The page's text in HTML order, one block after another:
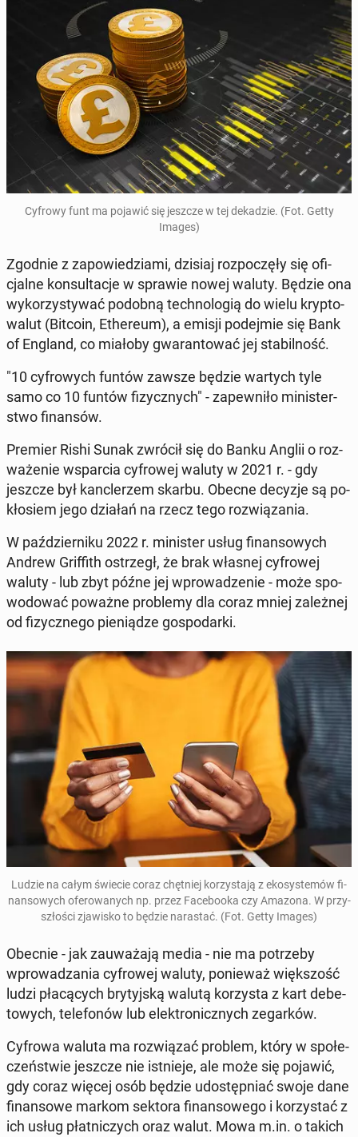
Cyfrowy funt ma pojawić się jeszcze w tej de­ka­dzie. (Fot. Getty
Images)
Zgodnie z za­po­wie­dzia­mi, dzisiaj roz­po­czę­ły się ofi­
cjal­ne kon­sul­ta­cje w sprawie nowej waluty. Będzie ona
wy­ko­rzy­sty­wać podobną tech­no­lo­gią do wielu kryp­to­
wa­lut (Bitcoin, Ethe­reum), a emisji po­dej­mie się Bank
of England, co miałoby gwa­ran­to­wać jej sta­bil­ność.
"10 cy­fro­wych funtów zawsze będzie wartych tyle
samo co 10 funtów fi­zycz­nych" - za­pew­ni­ło mi­ni­ster­
stwo fi­nan­sów.
Premier Rishi Sunak zwrócił się do Banku Anglii o roz­
wa­że­nie wspar­cia cy­fro­wej waluty w 2021 r. - gdy
jeszcze był kanc­le­rzem skarbu. Obecne decyzje są po­
kło­siem jego działań na rzecz tego roz­wią­za­nia.
W paź­dzier­ni­ku 2022 r. mi­ni­ster usług fi­nan­so­wych
Andrew Grif­fith ostrzegł, że brak własnej cy­fro­wej
waluty - lub zbyt późne jej wpro­wa­dze­nie - może spo­
wo­do­wać poważne pro­ble­my dla coraz mniej za­leż­nej
od fi­zycz­ne­go pie­nią­dze go­spo­dar­ki.
Ludzie na całym świecie coraz chęt­niej ko­rzy­sta­ją z eko­sys­te­mów fi­
nan­so­wych ofe­ro­wa­nych np. przez Fa­ce­bo­oka czy Amazona. W przy­
szło­ści zja­wi­sko to będzie na­ra­stać. (Fot. Getty Images)
Obecnie - jak za­uwa­ża­ją media - nie ma po­trze­by
wpro­wa­dza­nia cy­fro­wej waluty, po­nie­waż więk­szość
ludzi pła­cą­cych bry­tyj­ską walutą ko­rzy­sta z kart de­be­
to­wych, te­le­fo­nów lub elek­tro­nicz­nych ze­gar­ków.
Cyfrowa waluta ma roz­wią­zać problem, który w spo­łe­
czeń­stwie jeszcze nie ist­nie­je, ale może się pojawić,
gdy coraz więcej osób będzie udo­stęp­niać swoje dane
fi­nan­so­we markom sektora fi­nan­so­we­go i ko­rzy­stać z
ich usług płat­ni­czych oraz walut. Mowa m.in. o takich